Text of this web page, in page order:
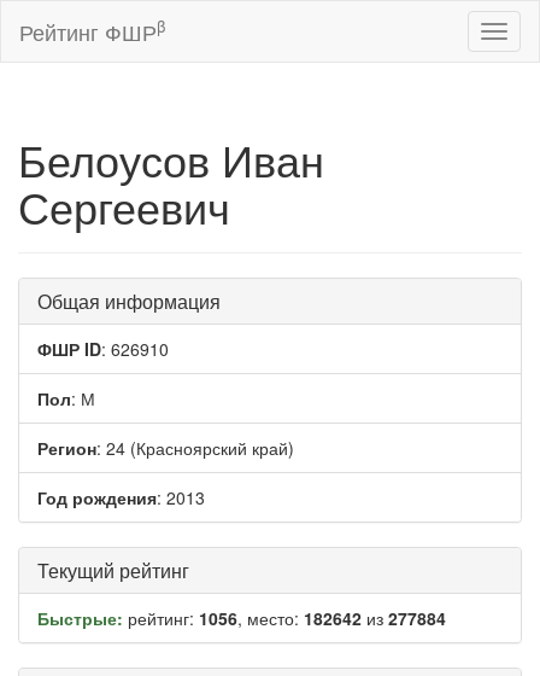
Рейтинг ФШРβ
Белоусов Иван
Сергеевич
Общая информация
ФШР ID: 626910
Пол: М
Регион: 24 (Красноярский край)
Год рождения: 2013
Текущий рейтинг
Быстрые: рейтинг: 1056, место: 182642 из 277884